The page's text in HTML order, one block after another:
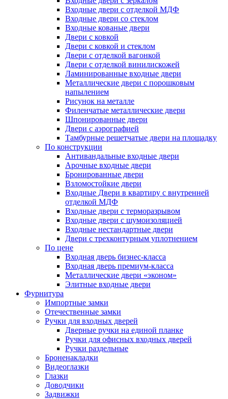
Входные двери с отделкой МДФ
Входные двери со стеклом
Входные кованые двери
Двери с ковкой
Двери с ковкой и стеклом
Двери с отделкой вагонкой
Двери с отделкой винилискожей
Ламинированные входные двери
Металлические двери с порошковым
напылением
Рисунок на металле
Филенчатые металлические двери
Шпонированные двери
Двери с аэрографией
Тамбурные решетчатые двери на площадку
По конструкции
Антивандальные входные двери
Арочные входные двери
Бронированные двери
Взломостойкие двери
Входные Двери в квартиру с внутренней
отделкой МДФ
Входные двери с терморазрывом
Входные двери с шумоизоляцией
Входные нестандартные двери
Двери с трехконтурным уплотнением
По цене
Входная дверь бизнес-класса
Входная дверь премиум-класса
Металлические двери «эконом»
Элитные входные двери
Фурнитура
Импортные замки
Отечественные замки
Ручки для входных дверей
Дверные ручки на единой планке
Ручки для офисных входных дверей
Ручки раздельные
Броненакладки
Видеоглазки
Глазки
Доводчики
Задвижки